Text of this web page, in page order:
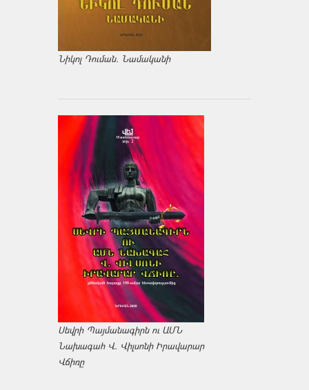
Նիկոլ Դուման. Նամականի
Սեվրի Պայմանագիրն ու ԱՄՆ
Նախագահ Վ. Վիլսոնի Իրավարար
Վճիռը